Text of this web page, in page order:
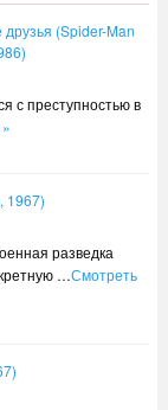
друзья (Spider-Man
с преступностью в
1967)
разведка
…Смотреть